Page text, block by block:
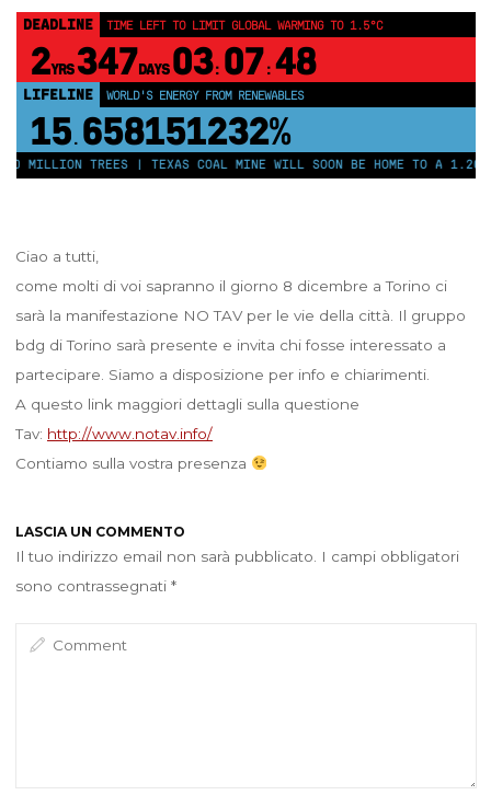
DEADLINE TIME LEFT TO LIMIT GLOBAL WARMING TO 1.5°C
2YRS 347DAYS 03: 07 : 48
LIFELINE WORLD'S ENERGY FROM RENEWABLES
15. 658151237%
MILLION TREES | TEXAS COAL MINE WILL SOON BE HOME TO A
Ciao a tutti,
come molti di voi sapranno il giorno 8 dicembre a Torino ci
sarà la manifestazione NO TAV per le vie della città. Il gruppo
bdg di Torino sarà presente e invita chi fosse interessato a
partecipare. Siamo a disposizione per info e chiarimenti.
A questo link maggiori dettagli sulla questione
Tav: http://www.notav.info/
Contiamo sulla vostra presenza
LASCIA UN COMMENTO
Il tuo indirizzo email non sarà pubblicato.
I campi obbligatori
sono contrassegnati *